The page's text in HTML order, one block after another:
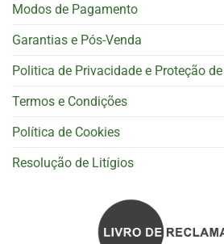
Modos de Pagamento
Garantias e Pós-Venda
Politica de Privacidade e Proteção
Termos e Condições
Política de Cookies
Resolução de Litígios